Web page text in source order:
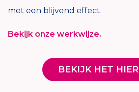
met een blijvend effect.
Bekijk onze werkwijze.
BEKIJK HET HIER